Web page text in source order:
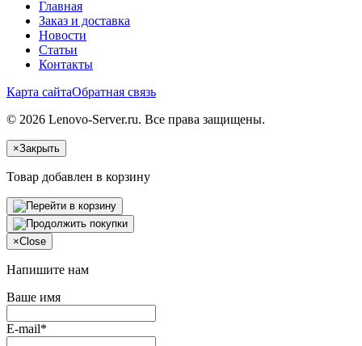
Главная
Заказ и доставка
Новости
Статьи
Контакты
Карта сайтаОбратная связь
© 2026 Lenovo-Server.ru. Все права защищены.
×Закрыть
Товар добавлен в корзину
×Close
Напишите нам
Ваше имя
E-mail*